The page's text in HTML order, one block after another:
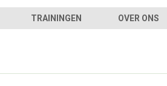
TRAININGEN OVER ONS